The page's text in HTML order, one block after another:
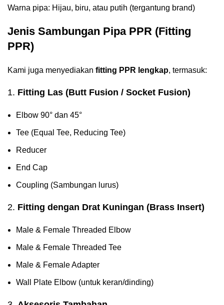
Warna pipa: Hijau, biru, atau putih (tergantung brand)
Jenis Sambungan Pipa PPR (Fitting
PPR)
Kami juga menyediakan fitting PPR lengkap, termasuk:
1. Fitting Las (Butt Fusion / Socket Fusion)
Elbow 90° dan 45°
Tee (Equal Tee, Reducing Tee)
Reducer
End Cap
Coupling (Sambungan lurus)
2. Fitting dengan Drat Kuningan (Brass Insert)
Male & Female Threaded Elbow
Male & Female Threaded Tee
Male & Female Adapter
Wall Plate Elbow (untuk keran/dinding)